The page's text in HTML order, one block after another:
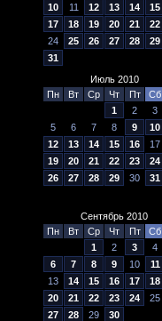
10
11 12 13 14 15
17
18 19 20 21 22
24
25 26 27 28 29
31
Июль 2010
Пн
Вт Ср Чт Пт Сб
1
2 3
5
6 7 8 9 10
12
13 14 15 16 17
19
20 21 22 23 24
26
27 28 29 30 31
Сентябрь 2010
Пн
Вт Ср Чт Пт Сб
1
2 3 4
6
7 8 9 10 11
13
14 15 16 17 18
20
21 22 23 24 25
27
28 29 30